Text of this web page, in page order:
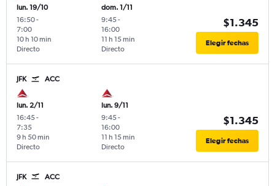
lun. 19/10
16:50-
7:00
Directo
10 h 10 min
dom. 1/11
9:45-
16:00
Directo
11 h 15 min
$1.345
Elegir fechas
JFK ACC
lun. 2/11
16:45-
7:35
Directo
9 h 50 min
lun. 9/11
9:45-
16:00
Directo
11 h 15 min
$1.345
Elegir fechas
JFK ACC